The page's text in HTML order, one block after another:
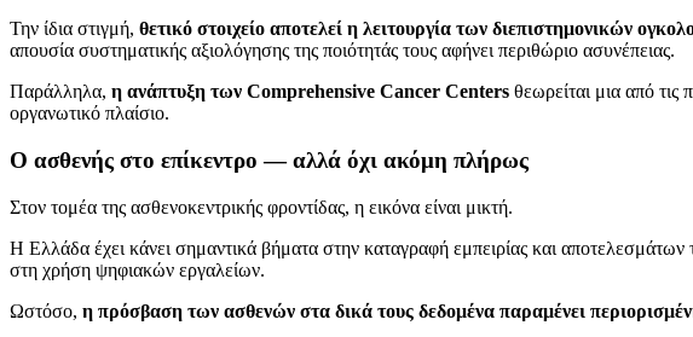
Την ίδια στιγμή, θετικό στοιχείο αποτελεί η λειτουργία των διεπιστημονικών
απουσία συστηματικής αξιολόγησης της ποιότητάς τους αφήνει περιθώριο ασυνέπειας.
Παράλληλα, η ανάπτυξη των Comprehensive Cancer Centers θεωρείται μια από τις
οργανωτικό πλαίσιο.
Ο ασθενής στο επίκεντρο — αλλά όχι ακόμη πλήρως
Στον τομέα της ασθενοκεντρικής φροντίδας, η εικόνα είναι μικτή.
Η Ελλάδα έχει κάνει σημαντικά βήματα στην καταγραφή εμπειρίας και
στη χρήση ψηφιακών εργαλείων.
Ωστόσο, η πρόσβαση των ασθενών στα δικά τους δεδομένα παραμένει